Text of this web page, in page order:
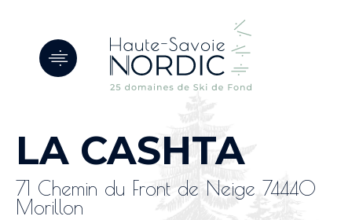
LA CASHTA
71 Chemin du Front de Neige 74440
Morillon